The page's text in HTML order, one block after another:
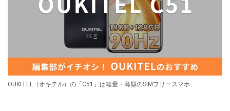
OUKITEL（オキテル）の「C51」は軽量・薄型のSIMフリースマホ